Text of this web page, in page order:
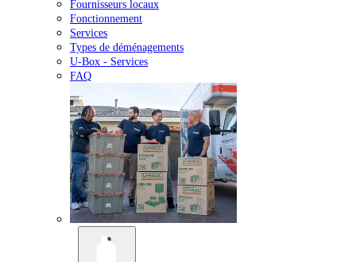
Fournisseurs locaux
Fonctionnement
Services
Types de déménagements
U-Box - Services
FAQ